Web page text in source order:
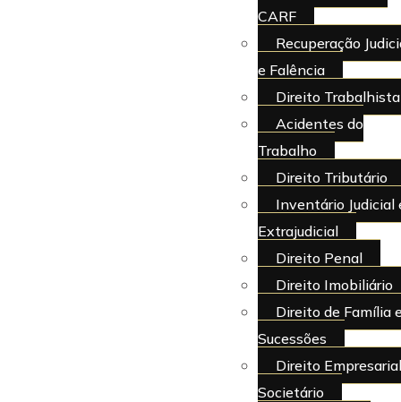
CARF
Recuperação
e Falência
Direito Trabalhista
Acidentes do
Trabalho
Direito Tributário
Inventário Judicial
Extrajudicial
Direito Penal
Direito Imobiliário
Direito de Família
Sucessões
Direito
Societário